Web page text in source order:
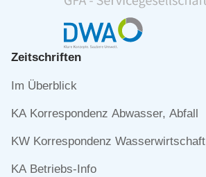
Zeitschriften
Navigation
Im Überblick
KA Korrespondenz Abwasser, Abfall
KW Korrespondenz Wasserwirtschaft
KA Betriebs-Info